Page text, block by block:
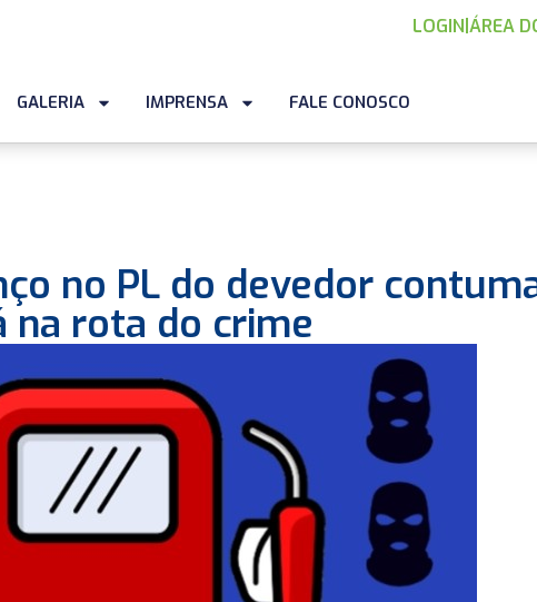
LOGIN |ÁREA
GALERIA IMPRENSA FALE CONOSCO
no PL do devedor
na rota do crime